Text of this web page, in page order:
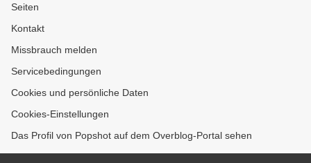
Seiten
Kontakt
Missbrauch melden
Servicebedingungen
Cookies und persönliche Daten
Cookies-Einstellungen
Das Profil von Popshot auf dem Overblog-Portal sehen